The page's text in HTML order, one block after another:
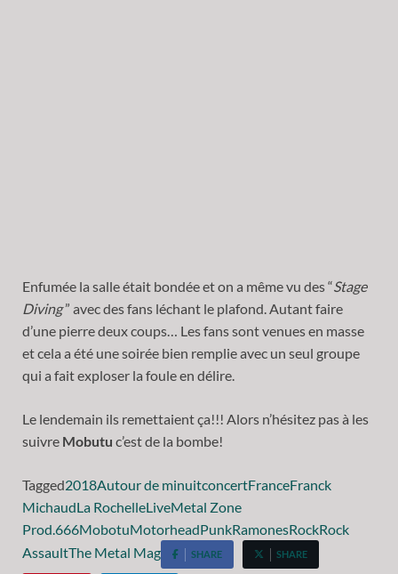
Enfumée la salle était bondée et on a même vu des “Stage
Diving” avec des fans léchant le plafond. Autant faire
d’une pierre deux coups… Les fans sont venues en masse
et cela a été une soirée bien remplie avec un seul groupe
qui a fait exploser la foule en délire.
Le lendemain ils remettaient ça!!! Alors n’hésitez pas à les
suivre Mobutu c’est de la bombe!
Tagged2018Autour de minuitconcertFranceFranck
MichaudLa RochelleLiveMetal Zone
Prod.666MobotuMotorheadPunkRamonesRockRock
AssaultThe Metal Mag SHARE SHARE